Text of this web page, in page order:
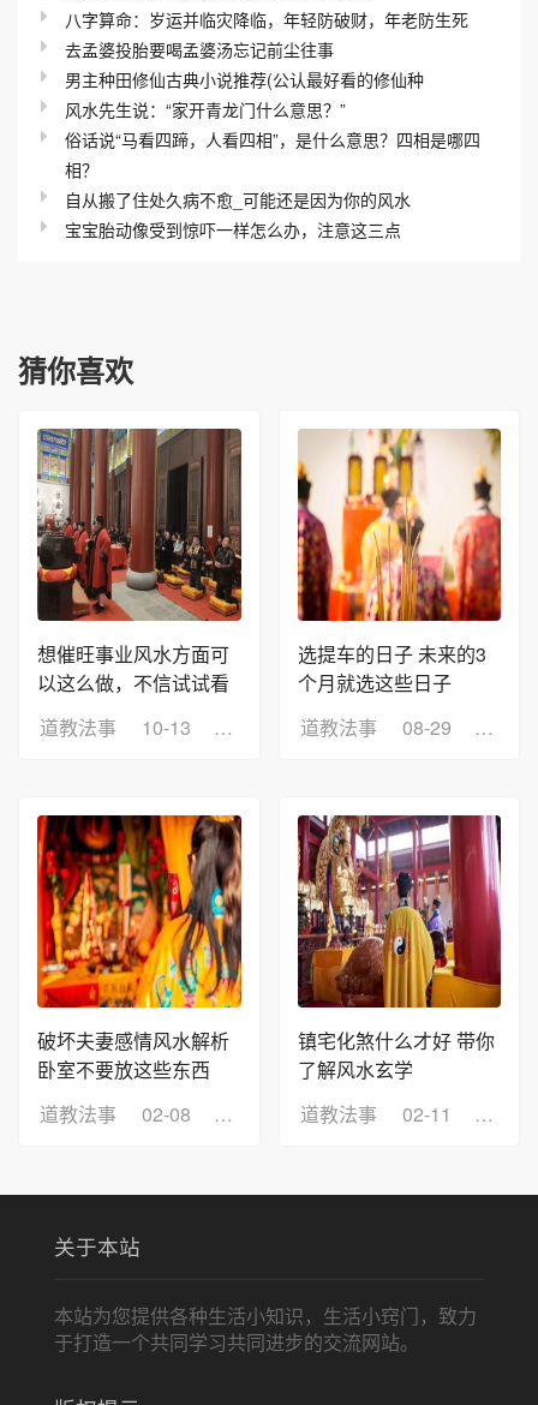
八字算命：岁运并临灾降临，年轻防破财，年老防生死
去孟婆投胎要喝孟婆汤忘记前尘往事
男主种田修仙古典小说推荐(公认最好看的修仙种
风水先生说：“家开青龙门什么意思？”
俗话说“马看四蹄，人看四相”，是什么意思？四相是哪四
相？
自从搬了住处久病不愈_可能还是因为你的风水
宝宝胎动像受到惊吓一样怎么办，注意这三点
猜你喜欢
想催旺事业风水方面可
以这么做，不信试试看
道教法事
10-13 浏览：5
选提车的日子 未来的3
个月就选这些日子
道教法事
08-29 浏览
破坏夫妻感情风水解析
卧室不要放这些东西
道教法事
02-08 浏览：4
镇宅化煞什么才好 带你
了解风水玄学
道教法事
02-11 浏览
关于本站
本站为您提供各种生活小知识，生活小窍门，致力
于打造一个共同学习共同进步的交流网站。